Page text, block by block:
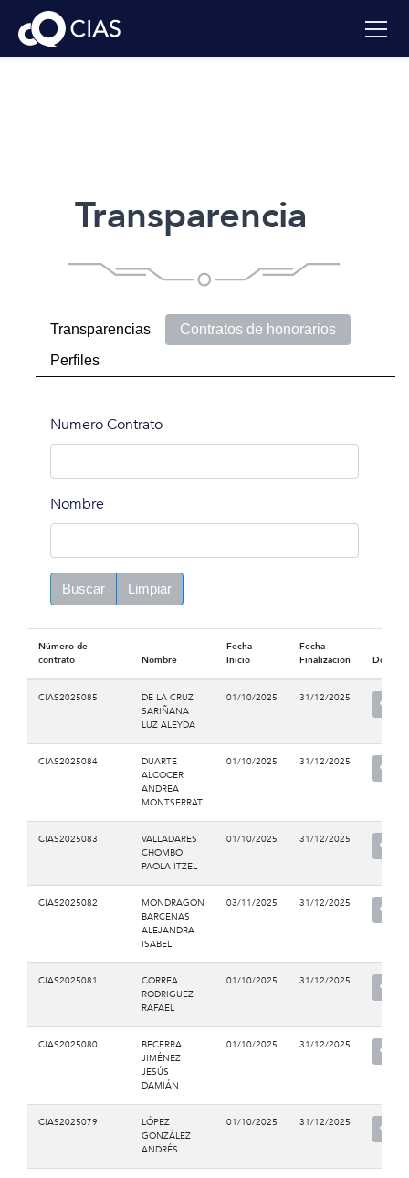
Transparencia
Transparencias
Contratos de honorarios
Perfiles
Numero Contrato
Nombre
Buscar Limpiar
Número de
contrato
Nombre
Fecha
Inicio
Fecha
Finalización
CIAS2025085
DE LA CRUZ
SARIÑANA
LUZ ALEYDA
01/10/2025 31/12/2025
CIAS2025084
DUARTE
ALCOCER
ANDREA
MONTSERRAT
01/10/2025 31/12/2025
CIAS2025083
VALLADARES
CHOMBO
PAOLA ITZEL
01/10/2025 31/12/2025
CIAS2025082
MONDRAGON
BARCENAS
ALEJANDRA
ISABEL
03/11/2025 31/12/2025
CIAS2025081
CORREA
RODRIGUEZ
RAFAEL
01/10/2025 31/12/2025
CIAS2025080
BECERRA
JIMÉNEZ
JESÚS
DAMIÁN
01/10/2025 31/12/2025
CIAS2025079
LÓPEZ
GONZÁLEZ
ANDRÉS
01/10/2025 31/12/2025